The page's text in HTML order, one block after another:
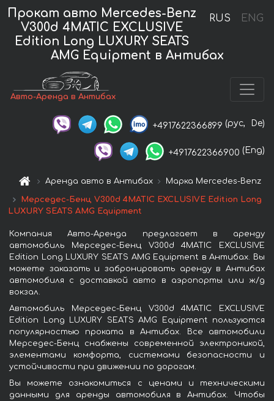
RUS ENG
Прокат авто Mercedes-Benz
V300d 4MATIC EXCLUSIVE
Edition Long LUXURY SEATS
AMG Equipment в Антибах
Авто-Аренда в Антибах
+4917622366899 (рус, De)
+4917622366900 (Eng)
Аренда авто в Антибах Марка Mercedes-Benz
Мерседес-Бенц V300d 4MATIC EXCLUSIVE Edition Long
LUXURY SEATS AMG Equipment
Компания Авто-Аренда предлагает в аренду
автомобиль Мерседес-Бенц V300d 4MATIC EXCLUSIVE
Edition Long LUXURY SEATS AMG Equipment в Антибах. Вы
можете заказать и забронировать аренду в Антибах
автомобиля с доставкой авто в аэропорты или ж/д
вокзал.
Автомобиль Мерседес-Бенц V300d 4MATIC EXCLUSIVE
Edition Long LUXURY SEATS AMG Equipment пользуются
популярностью проката в Антибах. Все автомобили
Мерседес-Бенц снабжены современной электроникой,
элементами комфорта, системами безопасности и
устойчивости при движении по дорогам.
Вы можете ознакомиться с ценами и техническими
данными для аренды автомобиля в Антибах. Чтобы